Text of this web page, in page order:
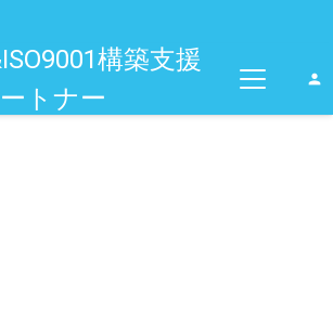
構築支援
トナー
person